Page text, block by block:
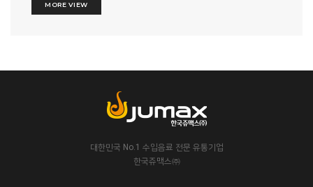
MORE VIEW
대한민국 No.1 수입음료 전문 유통기업
한국쥬맥스㈜